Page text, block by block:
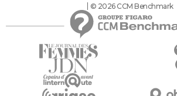
© 2026 CCM Benchmark